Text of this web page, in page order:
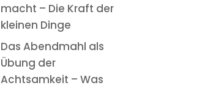
macht – Die Kraft der
kleinen Dinge
Das Abendmahl als
Übung der
Achtsamkeit – Was